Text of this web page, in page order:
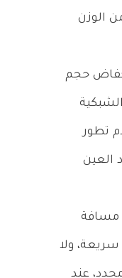
الوزن
حجم
تطور
العين
مسافة
سريعة، ولا
عند